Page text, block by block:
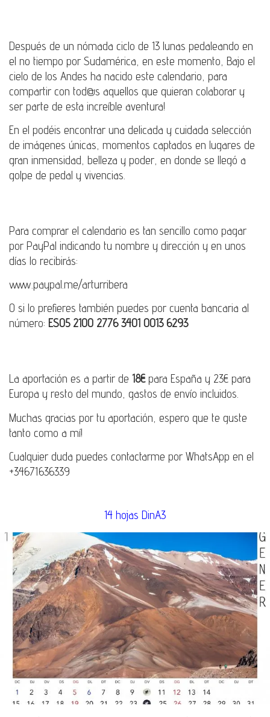
Después de un nómada ciclo de 13 lunas pedaleando en
el no tiempo por Sudamérica, en este momento, Bajo el
cielo de los Andes ha nacido este calendario, para
compartir con tod@s aquellos que quieran colaborar y
ser parte de esta increíble aventura!
En el podéis encontrar una delicada y cuidada selección
de imágenes únicas, momentos captados en lugares de
gran inmensidad, belleza y poder, en donde se llegó a
golpe de pedal y vivencias.
Para comprar el calendario es tan sencillo como pagar
por PayPal indicando tu nombre y dirección y en unos
días lo recibirás:
www.paypal.me/arturribera
O si lo prefieres también puedes por cuenta bancaria al
número: ES05 2100 2776 3401 0013 6293
La aportación es a partir de 18€para España y 23€ para
Europa y resto del mundo, gastos de envío incluidos.
Muchas gracias por tu aportación, espero que te guste
tanto como a mí!
Cualquier duda puedes contactarme por WhatsApp en el
+34671636339
14 hojas DinA3